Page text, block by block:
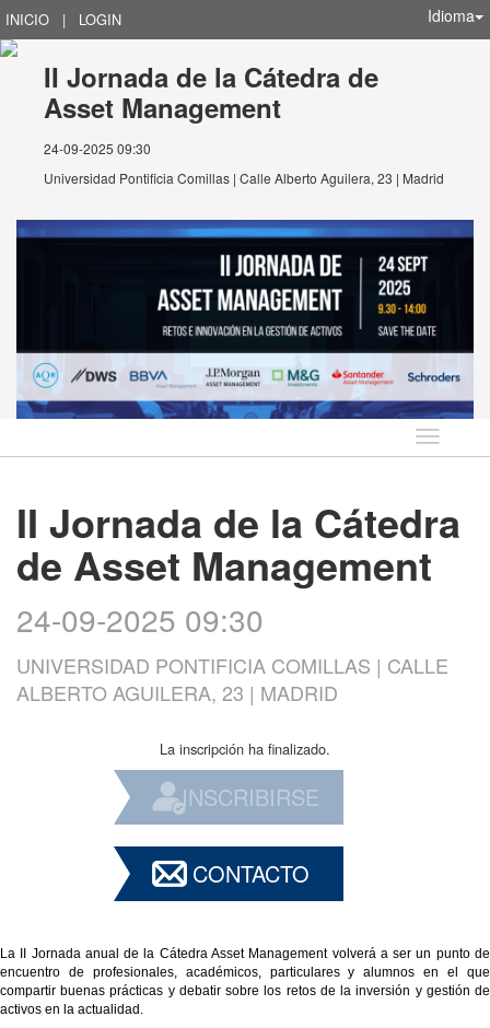
INICIO | LOGIN Idioma
II Jornada de la Cátedra de
Asset Management
24-09-2025 09:30
Universidad Pontificia Comillas | Calle Alberto Aguilera, 23 | Madrid
Idioma
II Jornada de la Cátedra
de Asset Management
24-09-2025 09:30
UNIVERSIDAD PONTIFICIA COMILLAS | CALLE
ALBERTO AGUILERA, 23 | MADRID
La inscripción ha finalizado.
INSCRIBIRSE
CONTACTO
La II Jornada anual de la Cátedra Asset Management volverá a ser un punto de
encuentro de profesionales, académicos, particulares y alumnos en el que
compartir buenas prácticas y debatir sobre los retos de la inversión y gestión de
activos en la actualidad.